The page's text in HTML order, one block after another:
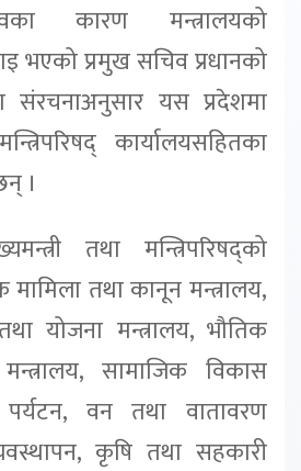
कारण मन्त्रालयको
भएको प्रमुख सचिव प्रधानको
यस प्रदेशमा
कार्यालयसहितका
।
तथा मन्त्रिपरिषद्को
मामिला तथा कानून मन्त्रालय,
योजना मन्त्रालय, भौतिक
सामाजिक विकास
पर्यटन, वन तथा वातावरण
कृषि तथा सहकारी